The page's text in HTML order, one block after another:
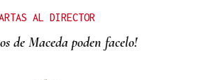
de la NBA, visita Ourense
AL DIRECTOR
de Maceda poden facelo!